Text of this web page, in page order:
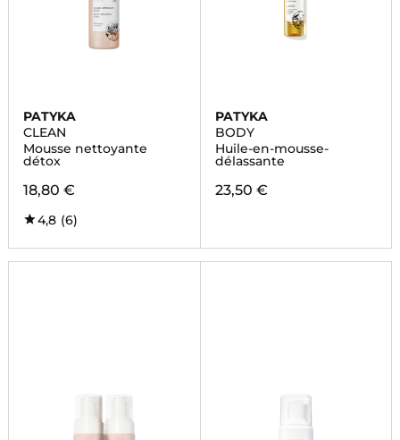
PATYKA
CLEAN
Mousse nettoyante
détox
18,80 €
4,8 (6)
PATYKA
BODY
Huile-en-mousse-
délassante
23,50 €